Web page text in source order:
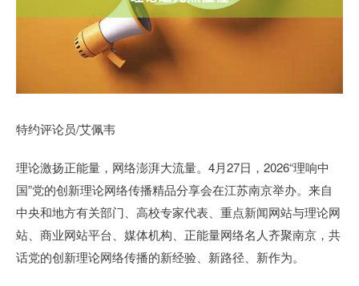
特约评论员/艾佩韦
理论激扬正能量，网络澎湃大流量。4月27日，2026“理响中
国”党的创新理论网络传播精品分享会在江苏南京举办。来自
中央和地方有关部门、高校专家代表、重点新闻网站与理论网
站、商业网站平台、媒体机构、正能量网络名人齐聚南京，共
话党的创新理论网络传播的新经验、新路径、新作为。